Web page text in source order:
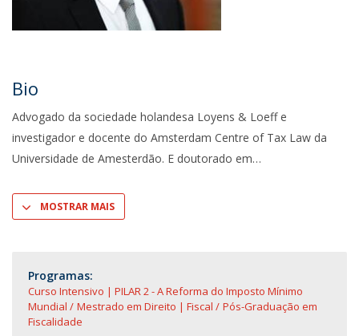
Bio
Advogado da sociedade holandesa Loyens & Loeff e
investigador e docente do Amsterdam Centre of Tax Law da
Universidade de Amesterdão. E doutorado em
MOSTRAR MAIS
Programas:
Curso Intensivo | PILAR 2 - A Reforma do Imposto Mínimo
Mundial
Mestrado em Direito | Fiscal
Pós-Graduação em
Fiscalidade